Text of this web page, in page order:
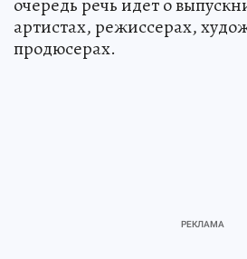
очередь речь идет о
артистах, режиссерах,
продюсерах.